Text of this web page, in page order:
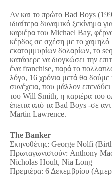
Αν και το πρώτο Bad Boys
ιδιαίτερα δυναμικό ξεκίνημα
καριέρα του Michael Bay,
κέρδος σε σχέση με το
εκατομμυρίων δολαρίων, το
κατάφερε να διογκώσει την
ένα franchise, παρά το
λόγο, 16 χρόνια μετά θα δούμε
συνέχεια, που μάλλον
του Will Smith, η καριέρα του
έπειτα από τα Bad Boys -σε
Martin Lawrence.
The Banker
Σκηνοθέτης: George Nolfi
Πρωταγωνιστούν: Anthony
Nicholas Hoult, Nia Long
Πρεμιέρα: 6 Δεκεμβρίου